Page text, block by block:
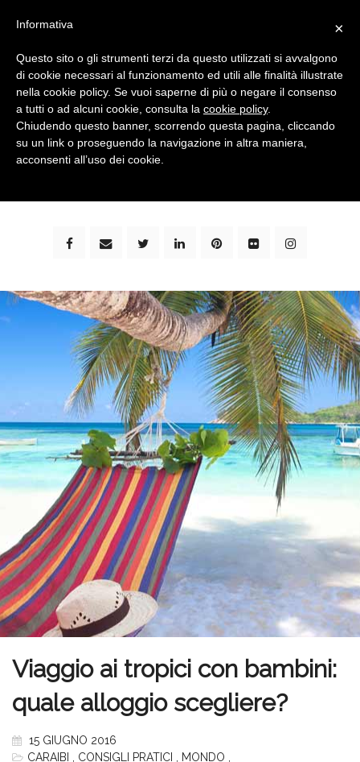
bimbi e viaggi - family travel blog: community #1 in
Viaggio ai tropici con bambini:
quale alloggio scegliere?
15 GIUGNO 2016
CARAIBI
CONSIGLI PRATICI MONDO
×
Informativa
Questo sito o gli strumenti terzi da questo utilizzati si avvalgono
di cookie necessari al funzionamento ed utili alle finalità illustrate
nella cookie policy. Se vuoi saperne di più o negare il consenso
a tutti o ad alcuni cookie, consulta la cookie policy.
Chiudendo questo banner, scorrendo questa pagina, cliccando
su un link o proseguendo la navigazione in altra maniera,
acconsenti all’uso dei cookie.